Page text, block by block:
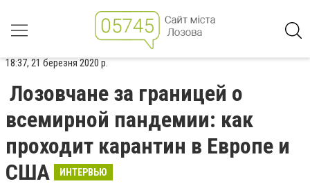
18:37, 21 березня 2020 р.
Лозовчане за границей о
всемирной пандемии: как
проходит карантин в Европе и
США
ИНТЕРВЬЮ